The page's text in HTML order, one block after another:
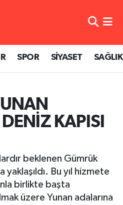
SPOR SİYASET SAĞLIK
KAPISI
beklenen Gümrük
yaklaşıldı. Bu yıl hizmete
birlikte başta
üzere Yunan adalarına
ve Fikstür